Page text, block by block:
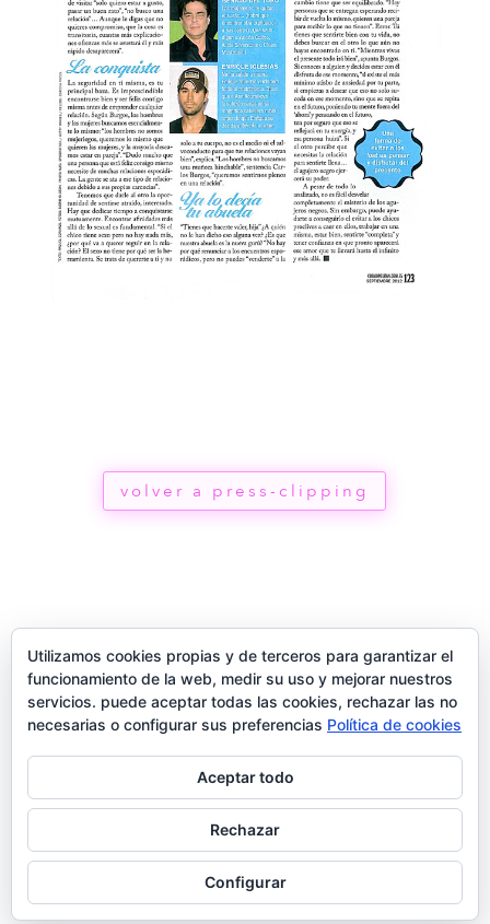
volver a press-clipping
®
2026
privacidad
Utilizamos cookies propias y de terceros para garantizar el
funcionamiento de la web, medir su uso y mejorar nuestros
servicios. puede aceptar todas las cookies, rechazar las no
necesarias o configurar sus preferencias Política de cookies
Aceptar todo
Rechazar
Configurar